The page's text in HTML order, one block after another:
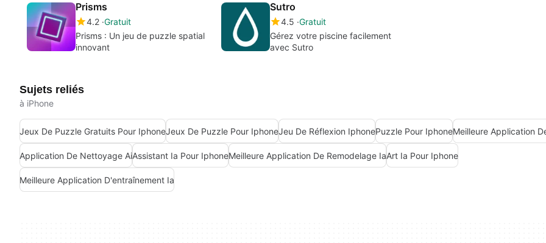
Prisms
4.2 Gratuit
Prisms : Un jeu de puzzle spatial
innovant
Sutro
4.5 Gratuit
Gérez votre piscine facilement
avec Sutro
Sujets reliés
à iPhone
Jeux De Puzzle Gratuits Pour IphoneJeux De Puzzle Pour IphoneJeu De Réflexion IphonePuzzle Pour IphoneMeilleure Application
Application De Nettoyage AiAssistant Ia Pour IphoneMeilleure Application De Remodelage IaArt Ia Pour Iphone
Meilleure Application D'entraînement Ia